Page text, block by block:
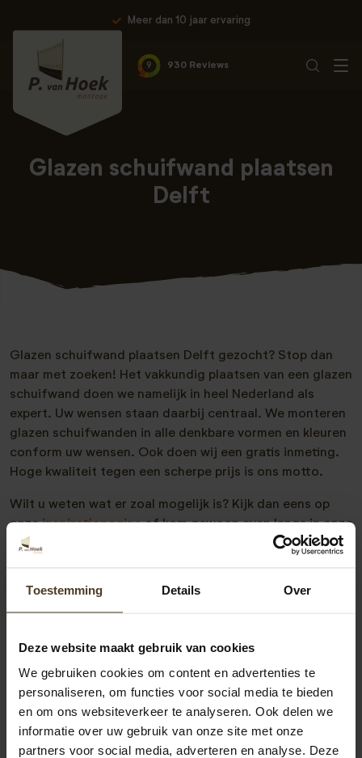
Toestemming Details Over
Deze website maakt gebruik van cookies
We gebruiken cookies om content en advertenties te
personaliseren, om functies voor social media te bieden
en om ons websiteverkeer te analyseren. Ook delen we
informatie over uw gebruik van onze site met onze
partners voor social media, adverteren en analyse. Deze
Meer dan 10 jaar ervaring
9 930 Reviews
Glazen schuifwand plaatsen
Delft
Glazen schuifwand plaatsen Delft gezocht? Stop dan
maar met zoeken! Het vakkundig plaatsen van een glazen
schuifwand doen we namelijk in heel Nederland als
expert. Uw wensen staan daarbij centraal. We monteren
glazen schuifwanden in alle denkbare vormen en kleuren
conform uw wensen. Ook doen wij een gratis inmeting.
Hoge kwaliteit tegen een scherpe prijs is ons motto.
Wilt u weten wat er zoal mogelijk is? Kijk dan eens op
onzeinspiratiepaginaof kom gewoon even langs in onze
showtuin
! En mocht u het alsnog niet weten of advies
kunt u deze aanvragen. Binnen 2 werkdagen krijgt u dan